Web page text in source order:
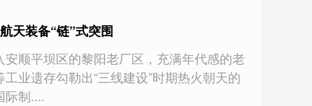
天装备“链”式突围
顺平坝区的黎阳老厂区，充满年代感的老
业遗存勾勒出“三线建设”时期热火朝天的
际制....